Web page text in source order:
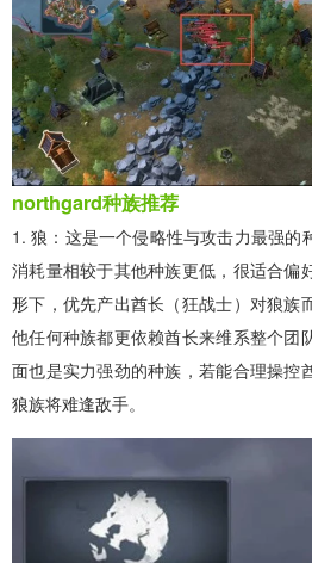
northgard种族推荐
1. 狼：这是一个侵略性与攻击力最强的
消耗量相较于其他种族更低，很适合偏
形下，优先产出酋长（狂战士）对狼族
他任何种族都更依赖酋长来维系整个团
面也是实力强劲的种族，若能合理操控
狼族将难逢敌手。